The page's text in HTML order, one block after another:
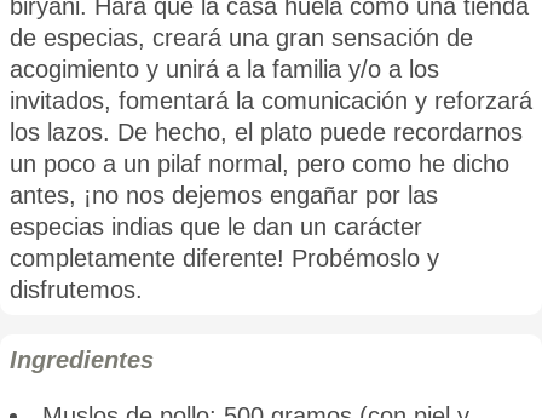
biryani. Hará que la casa huela como una tienda
de especias, creará una gran sensación de
acogimiento y unirá a la familia y/o a los
invitados, fomentará la comunicación y reforzará
los lazos. De hecho, el plato puede recordarnos
un poco a un pilaf normal, pero como he dicho
antes, ¡no nos dejemos engañar por las
especias indias que le dan un carácter
completamente diferente! Probémoslo y
disfrutemos.
Ingredientes